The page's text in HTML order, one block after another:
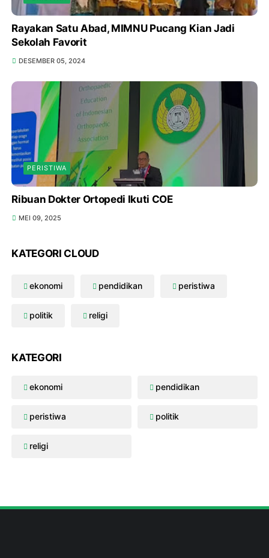
Rayakan Satu Abad, MIMNU Pucang Kian Jadi
Sekolah Favorit
DESEMBER 05, 2024
PERISTIWA
Ribuan Dokter Ortopedi Ikuti COE
MEI 09, 2025
KATEGORI CLOUD
ekonomi pendidikan peristiwa
politik religi
KATEGORI
ekonomi pendidikan
peristiwa politik
religi